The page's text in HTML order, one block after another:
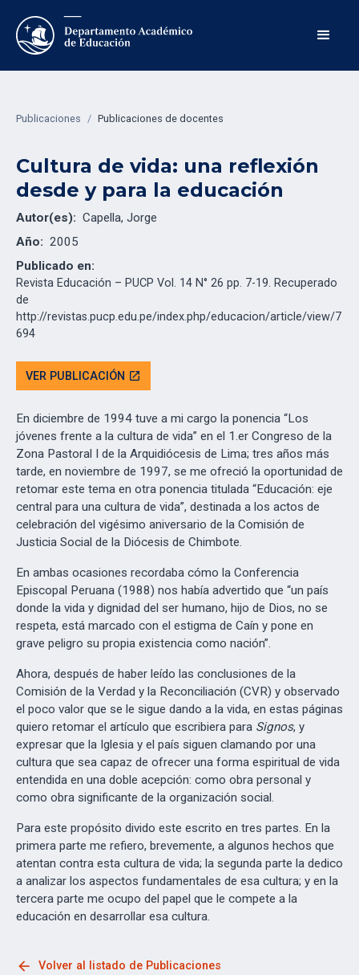
Publicaciones / Publicaciones de docentes
Cultura de vida: una reflexión
desde y para la educación
Autor(es): Capella, Jorge
Año: 2005
Publicado en:
Revista Educación – PUCP Vol. 14 N° 26 pp. 7-19. Recuperado
de
http://revistas.pucp.edu.pe/index.php/educacion/article/view/7
694
VER PUBLICACIÓN open_in_new
En diciembre de 1994 tuve a mi cargo la ponencia “Los
jóvenes frente a la cultura de vida” en el 1.er Congreso de la
Zona Pastoral I de la Arquidiócesis de Lima; tres años más
tarde, en noviembre de 1997, se me ofreció la oportunidad de
retomar este tema en otra ponencia titulada “Educación: eje
central para una cultura de vida”, destinada a los actos de
celebración del vigésimo aniversario de la Comisión de
Justicia Social de la Diócesis de Chimbote.
En ambas ocasiones recordaba cómo la Conferencia
Episcopal Peruana (1988) nos había advertido que “un país
donde la vida y dignidad del ser humano, hijo de Dios, no se
respeta, está marcado con el estigma de Caín y pone en
grave peligro su propia existencia como nación”.
Ahora, después de haber leído las conclusiones de la
Comisión de la Verdad y la Reconciliación (CVR) y observado
el poco valor que se le sigue dando a la vida, en estas páginas
quiero retomar el artículo que escribiera para Signos, y
expresar que la Iglesia y el país siguen clamando por una
cultura que sea capaz de ofrecer una forma espiritual de vida
entendida en una doble acepción: como obra personal y
como obra significante de la organización social.
Para este propósito divido este escrito en tres partes. En la
primera parte me refiero, brevemente, a algunos hechos que
atentan contra esta cultura de vida; la segunda parte la dedico
a analizar los aspectos fundamentales de esa cultura; y en la
tercera parte me ocupo del papel que le compete a la
educación en desarrollar esa cultura.
arrow_back Volver al listado de Publicaciones